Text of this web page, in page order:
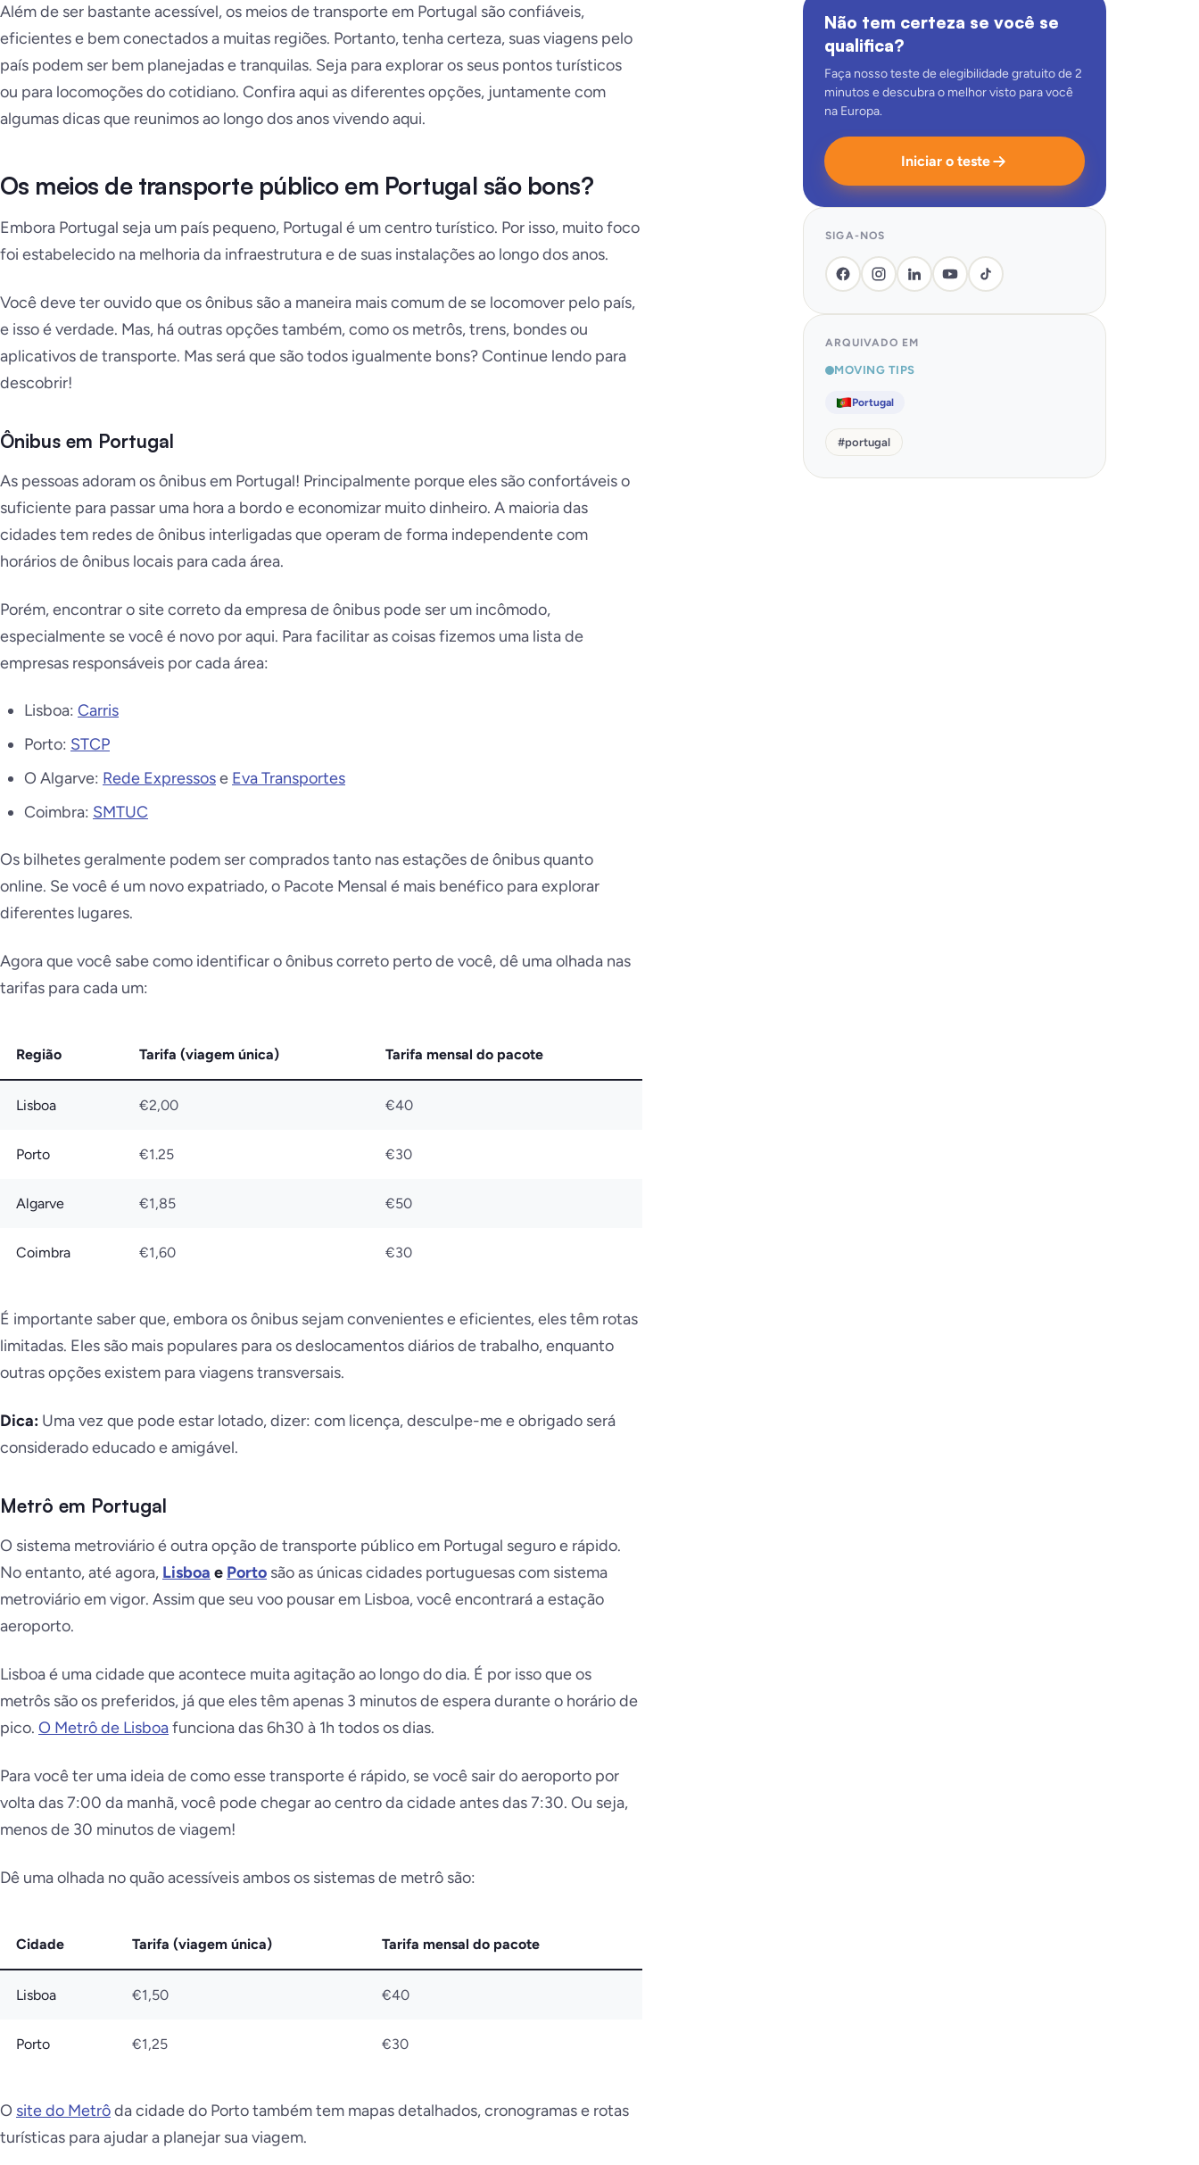
Além de ser bastante acessível, os meios de transporte em Portugal são confiáveis,
eficientes e bem conectados a muitas regiões. Portanto, tenha certeza, suas viagens pelo
país podem ser bem planejadas e tranquilas. Seja para explorar os seus pontos turísticos
ou para locomoções do cotidiano. Confira aqui as diferentes opções, juntamente com
algumas dicas que reunimos ao longo dos anos vivendo aqui.
Os meios de transporte público em Portugal são bons?
Embora Portugal seja um país pequeno, Portugal é um centro turístico. Por isso, muito foco
foi estabelecido na melhoria da infraestrutura e de suas instalações ao longo dos anos.
Você deve ter ouvido que os ônibus são a maneira mais comum de se locomover pelo país,
e isso é verdade. Mas, há outras opções também, como os metrôs, trens, bondes ou
aplicativos de transporte. Mas será que são todos igualmente bons? Continue lendo para
descobrir!
Ônibus em Portugal
As pessoas adoram os ônibus em Portugal! Principalmente porque eles são confortáveis o
suficiente para passar uma hora a bordo e economizar muito dinheiro. A maioria das
cidades tem redes de ônibus interligadas que operam de forma independente com
horários de ônibus locais para cada área.
Porém, encontrar o site correto da empresa de ônibus pode ser um incômodo,
especialmente se você é novo por aqui. Para facilitar as coisas fizemos uma lista de
empresas responsáveis por cada área:
Lisboa: Carris
Porto: STCP
O Algarve: Rede Expressose Eva Transportes
Coimbra: SMTUC
Os bilhetes geralmente podem ser comprados tanto nas estações de ônibus quanto
online. Se você é um novo expatriado, o Pacote Mensal é mais benéfico para explorar
diferentes lugares.
Agora que você sabe como identificar o ônibus correto perto de você, dê uma olhada nas
tarifas para cada um:
Região Tarifa (viagem única) Tarifa mensal do pacote
Lisboa €2,00 €40
Porto €1.25 €30
Algarve €1,85 €50
Coimbra €1,60 €30
É importante saber que, embora os ônibus sejam convenientes e eficientes, eles têm rotas
limitadas. Eles são mais populares para os deslocamentos diários de trabalho, enquanto
outras opções existem para viagens transversais.
Dica: Uma vez que pode estar lotado, dizer: com licença, desculpe-me e obrigado será
considerado educado e amigável.
Metrô em Portugal
O sistema metroviário é outra opção de transporte público em Portugal seguro e rápido.
No entanto, até agora, Lisboa e Porto são as únicas cidades portuguesas com sistema
metroviário em vigor. Assim que seu voo pousar em Lisboa, você encontrará a estação
aeroporto.
Lisboa é uma cidade que acontece muita agitação ao longo do dia. É por isso que os
metrôs são os preferidos, já que eles têm apenas 3 minutos de espera durante o horário de
pico. O Metrô de Lisboafunciona das 6h30 à 1h todos os dias.
Para você ter uma ideia de como esse transporte é rápido, se você sair do aeroporto por
volta das 7:00 da manhã, você pode chegar ao centro da cidade antes das 7:30. Ou seja,
menos de 30 minutos de viagem!
Dê uma olhada no quão acessíveis ambos os sistemas de metrô são:
Cidade Tarifa (viagem única) Tarifa mensal do pacote
Lisboa €1,50 €40
Porto €1,25 €30
O site do Metrôda cidade do Porto também tem mapas detalhados, cronogramas e rotas
turísticas para ajudar a planejar sua viagem.
Não tem certeza se você se
qualifica?
Faça nosso teste de elegibilidade gratuito de 2
minutos e descubra o melhor visto para você
na Europa.
Iniciar o teste
SIGA-NOS
ARQUIVADO EM
MOVING TIPS
Portugal
#portugal